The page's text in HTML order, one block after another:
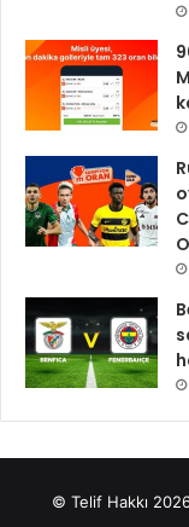
© Telif Hakkı